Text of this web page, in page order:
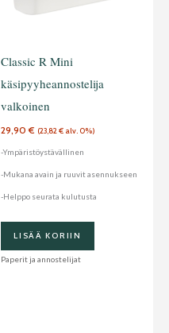
Classic R Mini
käsipyyheannostelija
valkoinen
29,90€ (23,82 € alv. 0%)
-Ympäristöystävällinen
-Mukana avain ja ruuvit asennukseen
-Helppo seurata kulutusta
LISÄÄ KORIIN
Paperit ja annostelijat